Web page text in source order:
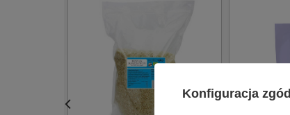
Konfiguracja zgód